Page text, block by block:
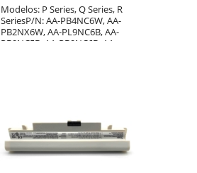
Modelos: P Series, Q Series, R
SeriesP/N: AA-PB4NC6W, AA-
PB2NX6W, AA-PL9NC6B, AA-
PB9NC5B, AA-PB9NC6B, AA-